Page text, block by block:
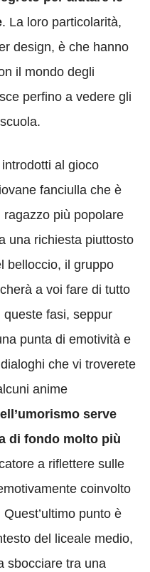
. La loro particolarità,
design, è che hanno
il mondo degli
perfino a vedere gli
al gioco
fanciulla che è
più popolare
una richiesta piuttosto
belloccio, il gruppo
a voi fare di tutto
fasi, seppur
punta di emotività e
che vi troverete
anime
serve
di fondo molto più
a riflettere sulle
coinvolto
punto è
del liceale medio,
sbocciare tra una